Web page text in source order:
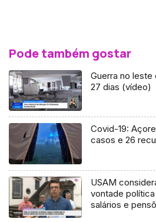
Pode também gostar
Guerra no leste
27 dias (vídeo)
Covid-19:
casos e 26
USAM
vontade
salários e